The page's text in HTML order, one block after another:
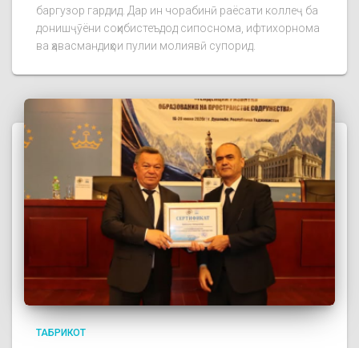
баргузор гардид. Дар ин чорабинӣ раёсати коллеҷ ба
донишҷӯёни соҳибистеъдод сипоснома, ифтихорнома
ва ҳавасмандиҳои пулии молиявӣ супорид.
ТАБРИКОТ